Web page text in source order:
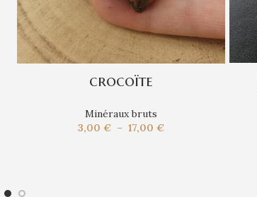
crocoïte
Minéraux bruts
3,00 € – 17,00 €Plage